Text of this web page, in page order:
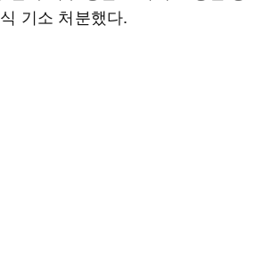
기소 처분했다.